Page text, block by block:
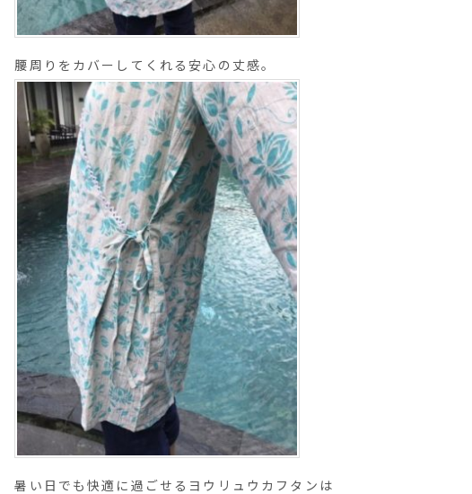
腰周りをカバーしてくれる安心の丈感。
暑い日でも快適に過ごせるヨウリュウカフタンは